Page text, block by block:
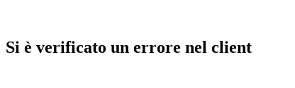
Si è verificato un errore nel client